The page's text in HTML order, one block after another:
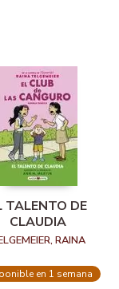
TALENTO DE
CLAUDIA
RAINA
en 1 semana